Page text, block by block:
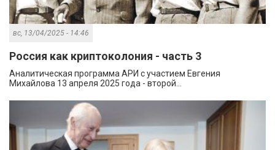
вс, 13/04/2025 - 14:46
Россия как криптоколония - часть 3
Аналитическая программа АРИ с участием Евгения
Михайлова 13 апреля 2025 года - второй...